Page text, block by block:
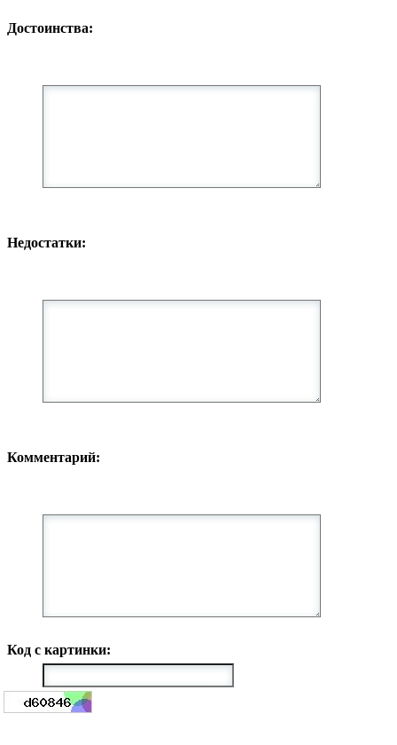
Достоинства:
Недостатки:
Комментарий:
Код с картинки: